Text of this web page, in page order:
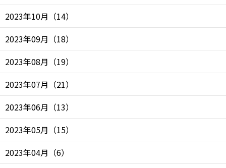
2023年10月 （14）
2023年09月 （18）
2023年08月 （19）
2023年07月 （21）
2023年06月 （13）
2023年05月 （15）
2023年04月 （6）